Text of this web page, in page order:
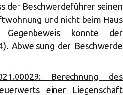
der Beschwerdeführer seinen
und nicht beim Haus
konnte der
Abweisung der Beschwerde
Berechnung des
einer Liegenschaft